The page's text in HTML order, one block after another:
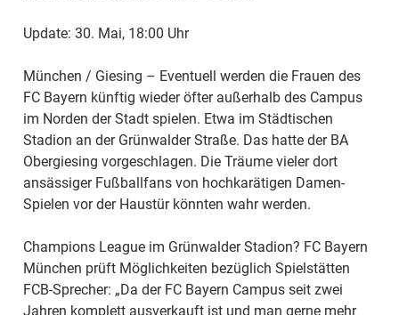
Update: 30. Mai, 18:00 Uhr
München / Giesing – Eventuell werden die Frauen des
FC Bayern künftig wieder öfter außerhalb des Campus
im Norden der Stadt spielen. Etwa im Städtischen
Stadion an der Grünwalder Straße. Das hatte der BA
Obergiesing vorgeschlagen. Die Träume vieler dort
ansässiger Fußballfans von hochkarätigen Damen-
Spielen vor der Haustür könnten wahr werden.
Champions League im Grünwalder Stadion? FC Bayern
München prüft Möglichkeiten bezüglich Spielstätten
FCB-Sprecher: „Da der FC Bayern Campus seit zwei
Jahren komplett ausverkauft ist und man gerne mehr